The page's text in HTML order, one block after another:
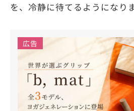
を、冷静に待てるようになりま
広告